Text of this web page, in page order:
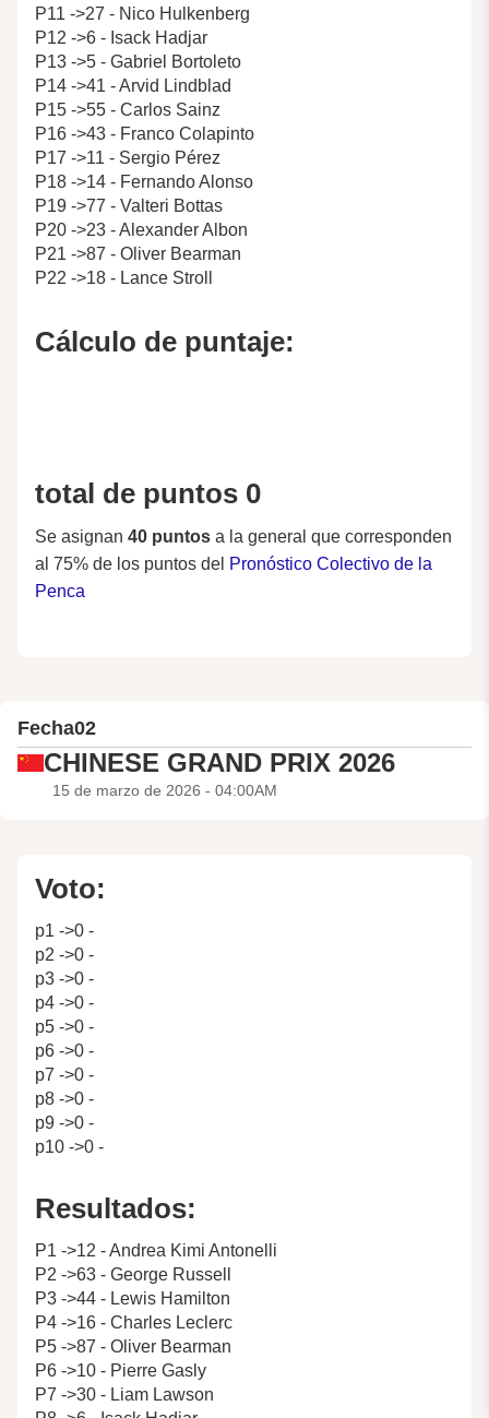
P11 ->27 - Nico Hulkenberg
P12 ->6 - Isack Hadjar
P13 ->5 - Gabriel Bortoleto
P14 ->41 - Arvid Lindblad
P15 ->55 - Carlos Sainz
P16 ->43 - Franco Colapinto
P17 ->11 - Sergio Pérez
P18 ->14 - Fernando Alonso
P19 ->77 - Valteri Bottas
P20 ->23 - Alexander Albon
P21 ->87 - Oliver Bearman
P22 ->18 - Lance Stroll
Cálculo de puntaje:
total de puntos 0
Se asignan 40 puntos a la general que corresponden
al 75% de los puntos del Pronóstico Colectivo de la
Penca
Fecha02
CHINESE GRAND PRIX 2026
15 de marzo de 2026 - 04:00AM
Voto:
p1 ->0 -
p2 ->0 -
p3 ->0 -
p4 ->0 -
p5 ->0 -
p6 ->0 -
p7 ->0 -
p8 ->0 -
p9 ->0 -
p10 ->0 -
Resultados:
P1 ->12 - Andrea Kimi Antonelli
P2 ->63 - George Russell
P3 ->44 - Lewis Hamilton
P4 ->16 - Charles Leclerc
P5 ->87 - Oliver Bearman
P6 ->10 - Pierre Gasly
P7 ->30 - Liam Lawson